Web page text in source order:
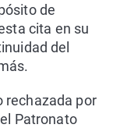
de
cita en su
del
rechazada por
Patronato